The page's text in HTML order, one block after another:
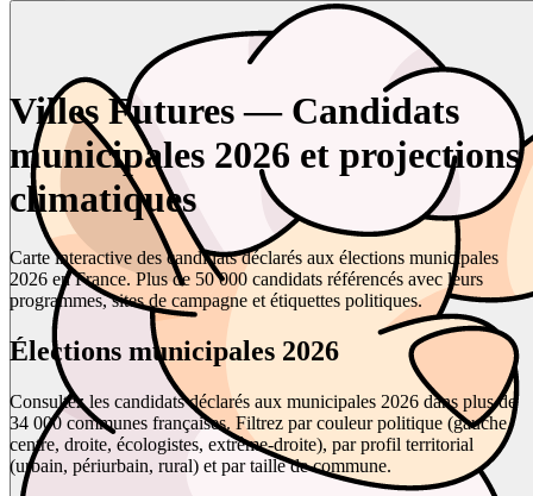
Villes Futures — Candidats
municipales 2026 et projections
climatiques
Carte interactive des candidats déclarés aux élections municipales
2026 en France. Plus de 50 000 candidats référencés avec leurs
programmes, sites de campagne et étiquettes politiques.
Élections municipales 2026
Consultez les candidats déclarés aux municipales 2026 dans plus de
34 000 communes françaises. Filtrez par couleur politique (gauche,
centre, droite, écologistes, extrême-droite), par profil territorial
(urbain, périurbain, rural) et par taille de commune.